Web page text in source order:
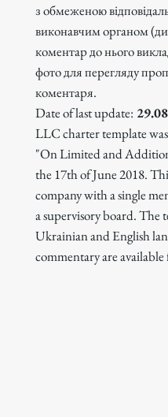
з обмеженою
виконавчим органом
коментар до нього
фото для перегляду
коментаря.
Date of last update:
LLC charter template
"On Limited and
the 17th of June 2018.
company with a single
a supervisory board. The
Ukrainian and English
commentary are